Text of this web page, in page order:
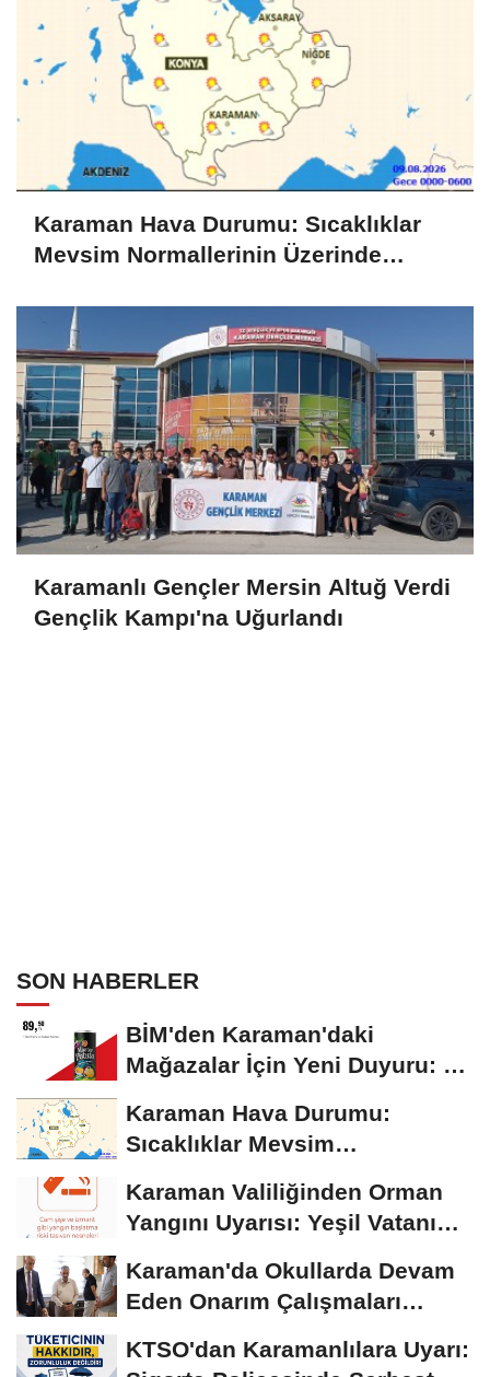
Karaman Hava Durumu: Sıcaklıklar
Mevsim Normallerinin Üzerinde
Karamanlı Gençler Mersin Altuğ Verdi
Gençlik Kampı'na Uğurlandı
SON HABERLER
BİM'den Karaman'daki
Mağazalar İçin Yeni Duyuru: 11
Karaman Hava Durumu:
Sıcaklıklar Mevsim
Seyrediyor
Karaman Valiliğinden Orman
Yangını Uyarısı: Yeşil Vatanı
Karaman'da Okullarda Devam
Eden Onarım Çalışmaları
KTSO'dan Karamanlılara Uyarı: